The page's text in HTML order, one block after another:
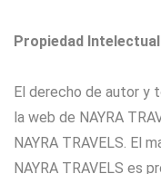
Propiedad
El derecho de autor y
la web de NAYRA
NAYRA TRAVELS. El
NAYRA TRAVELS es